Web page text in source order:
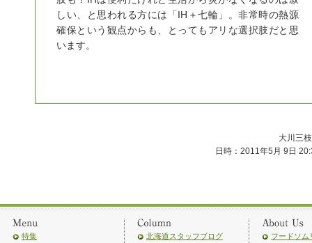
しい、と思われる方には「IH＋七輪」。非常時の熱源
確保という観点からも、とってもアリな選択肢だと思
います。
大川三
日時：2011年5月 9日
特集
北海道スタッフブログ
フードソム